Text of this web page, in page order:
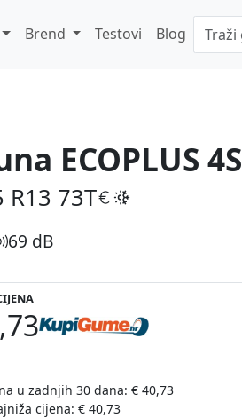
Brend Testovi Blog
ECOPLUS 4S
R13 73T
69 dB
u zadnjih 30 dana: € 40,73
cijena: € 40,73